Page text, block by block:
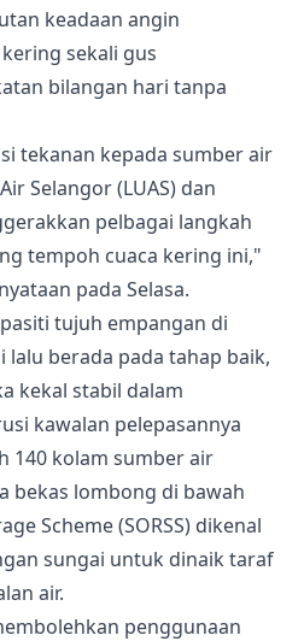
keadaan angin
sekali gus
bilangan hari tanpa
tekanan kepada sumber air
Selangor (LUAS) dan
pelbagai langkah
tempoh cuaca kering ini,"
pada Selasa.
tujuh empangan di
lalu berada pada tahap baik,
kekal stabil dalam
kawalan pelepasannya
140 kolam sumber air
bekas lombong di bawah
Scheme (SORSS) dikenal
sungai untuk dinaik taraf
air.
penggunaan